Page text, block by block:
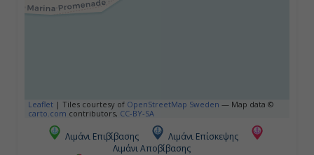
Leaflet | Tiles courtesy of OpenStreetMap Sweden — Map data ©
carto.com contributors, CC-BY-SA
Λιμάνι Επιβίβασης
Λιμάνι Επίσκεψης
Λιμάνι Αποβίβασης